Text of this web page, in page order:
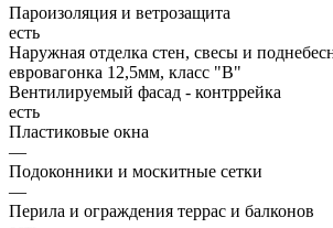
Пароизоляция и ветрозащита
есть
Наружная отделка стен, свесы и
евровагонка 12,5мм, класс "В"
Вентилируемый фасад - контррейка
есть
Пластиковые окна
—
Подоконники и москитные сетки
—
Перила и ограждения террас и балконов